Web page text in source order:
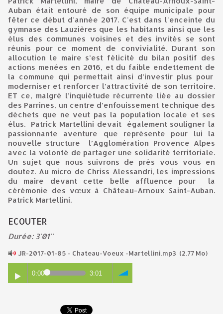
Auban était entouré de son équipe municipale pour
fêter ce début d'année 2017. C'est dans l'enceinte du
gymnase des Lauzières que les habitants ainsi que les
élus des communes voisines et des invités se sont
réunis pour ce moment de convivialité. Durant son
allocution le maire s’est félicité du bilan positif des
actions menées en 2016, et du faible endettement de
la commune qui permettait ainsi d’investir plus pour
moderniser et renforcer l’attractivité de son territoire.
ET ce, malgré l’inquiétude récurrente liée au dossier
des Parrines, un centre d’enfouissement technique des
déchets que ne veut pas la population locale et ses
élus. Patrick Martellini devait également souligner la
passionnante aventure que représente pour lui la
nouvelle structure l’Agglomération Provence Alpes
avec la volonté de partager une solidarité territoriale.
Un sujet que nous suivrons de près vous vous en
doutez. Au micro de Chriss Alessandri, les impressions
du maire devant cette belle affluence pour la
cérémonie des vœux à Château-Arnoux Saint-Auban.
Patrick Martellini.
ECOUTER
Durée: 3'01''
JR-2017-01-05 - Chateau-Voeux -Martellini.mp3 (2.77 Mo)
0:00 3:01